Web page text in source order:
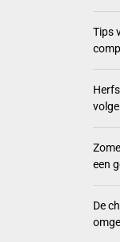
Tips
een
De